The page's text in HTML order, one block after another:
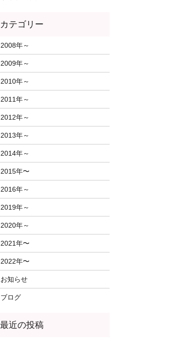
2008年～
2009年～
2010年～
2011年～
2012年～
2013年～
2014年～
2015年〜
2016年～
2019年～
2020年～
2021年〜
2022年〜
お知らせ
ブログ